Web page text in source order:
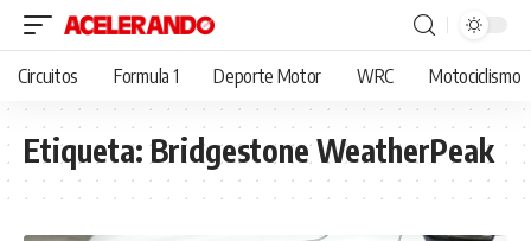
Circuitos Formula 1 Deporte Motor WRC Motociclismo
Etiqueta:Bridgestone WeatherPeak